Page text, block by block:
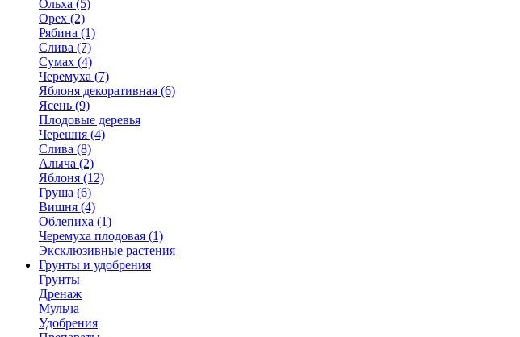
Ольха (5)
Орех (2)
Рябина (1)
Слива (7)
Сумах (4)
Черемуха (7)
Яблоня декоративная (6)
Ясень (9)
Плодовые деревья
Черешня (4)
Слива (8)
Алыча (2)
Яблоня (12)
Груша (6)
Вишня (4)
Облепиха (1)
Черемуха плодовая (1)
Эксклюзивные растения
Грунты и удобрения
Грунты
Дренаж
Мульча
Удобрения